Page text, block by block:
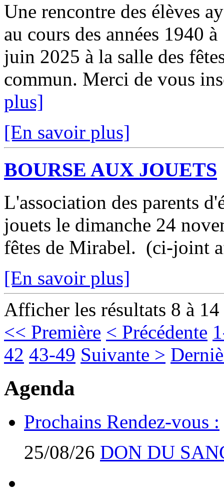
Une rencontre des élèves
au cours des années 1940
juin 2025 à la salle des
commun. Merci de vous
plus]
[En savoir plus]
BOURSE AUX JOUETS
L'association des parents
jouets le dimanche 24
fêtes de Mirabel. (ci-joint
[En savoir plus]
Afficher les résultats 8 à
<< Première < Précédente
42 43-49 Suivante >
Agenda
Prochains Rendez-vous :
25/08/26 DON DU